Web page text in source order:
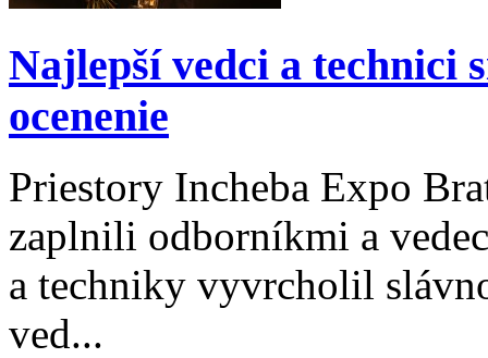
Najlepší vedci a technici
ocenenie
Priestory Incheba Expo
zaplnili odborníkmi a
a techniky vyvrcholil
ved...